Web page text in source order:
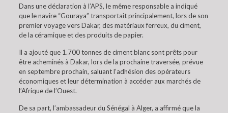
Dans une déclaration à l’APS, le même responsable a indiqué
que le navire “Gouraya” transportait principalement, lors de son
premier voyage vers Dakar, des matériaux ferreux, du ciment,
de la céramique et des produits de papier.
Il a ajouté que 1.700 tonnes de ciment blanc sont prêts pour
être acheminés à Dakar, lors de la prochaine traversée, prévue
en septembre prochain, saluant l’adhésion des opérateurs
économiques et leur détermination à accéder aux marchés de
l’Afrique de l’Ouest.
De sa part, l’ambassadeur du Sénégal à Alger, a affirmé que la